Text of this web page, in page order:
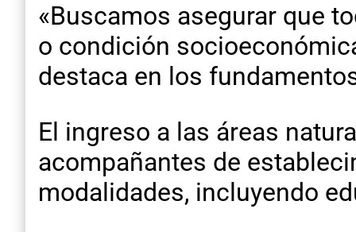
«Buscamos asegurar que
o condición
destaca en los
El ingreso a las áreas
acompañantes de
modalidades, incluyendo